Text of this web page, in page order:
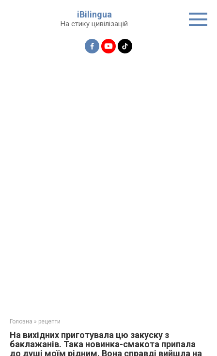
iBilingua
На стику цивілізацій
Головна » рецепти
На вихідних приготувала цю закуску з
баклажанів. Така новинка-смакота припала
до душі моїм рідним. Вона справді вийшла на